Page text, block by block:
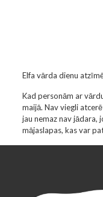
Elfa vārda dienu
Kad personām ar
maijā. Nav viegli
jau nemaz nav jādara,
mājaslapas, kas var